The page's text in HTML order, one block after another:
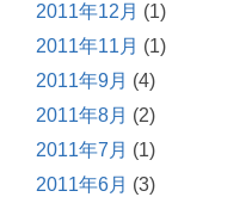
2011年12月 (1)
2011年11月 (1)
2011年9月 (4)
2011年8月 (2)
2011年7月 (1)
2011年6月 (3)